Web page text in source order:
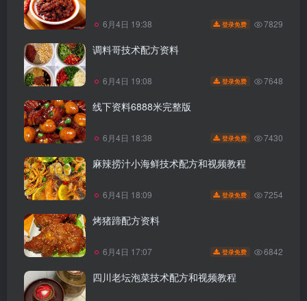
6月4日 19:38 登录免费 7829
调料哥技术配方资料
6月4日 19:08 登录免费 7648
线下资料6888米完整版
6月4日 18:38 登录免费 7430
麻辣捞汁小海鲜技术配方和视频教程
6月4日 18:09 登录免费 7254
烤猪蹄配方资料
6月4日 17:07 登录免费 6842
四川老坛泡菜技术配方和视频教程